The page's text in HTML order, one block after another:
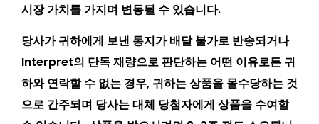
시장 가치를 가지며 변동될 수 있습니다.
당사가 귀하에게 보낸 통지가 배달 불가로 반송되거나
Interpret의 단독 재량으로 판단하는 어떤 이유로든 귀
하와 연락할 수 없는 경우, 귀하는 상품을 몰수당하는 것
으로 간주되며 당사는 대체 당첨자에게 상품을 수여할